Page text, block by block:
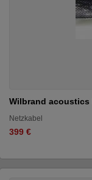
Wilbrand acoustics
Netzkabel
399 €